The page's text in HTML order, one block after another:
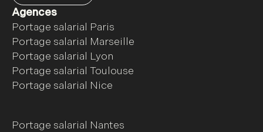
Agences
Portage salarial Paris
Portage salarial Marseille
Portage salarial Lyon
Portage salarial Toulouse
Portage salarial Nice
Portage salarial Nantes